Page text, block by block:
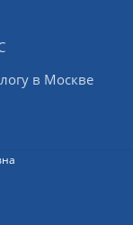
в Москве